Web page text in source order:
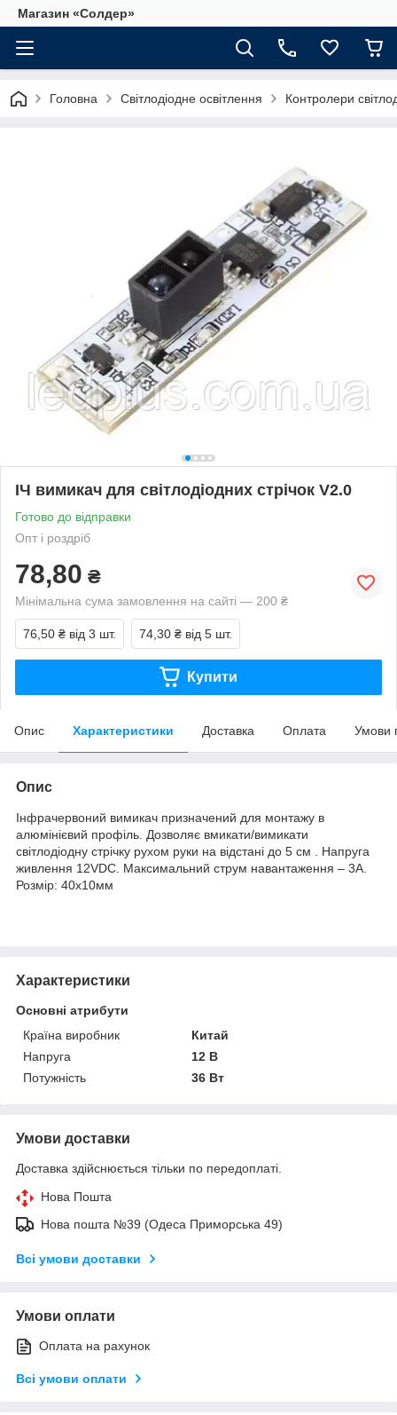
Магазин «Солдер»
Головна Світлодіодне освітлення Контролери
ІЧ вимикач для світлодіодних стрічок V2.0
Готово до відправки
Опт і роздріб
78,80 ₴
Мінімальна сума замовлення на сайті — 200 ₴
76,50 ₴ від 3 шт. 74,30 ₴ від 5 шт.
Купити
Опис Характеристики Доставка Оплата Умови
Опис
Інфрачервоний вимикач призначений для монтажу в
алюмінієвий профіль. Дозволяє вмикати/вимикати
світлодіодну стрічку рухом руки на відстані до 5 см . Напруга
живлення 12VDC. Максимальний струм навантаження – 3А.
Розмір: 40х10мм
Характеристики
Основні атрибути
Країна виробник
Китай
Напруга
12 В
Потужність
36 Вт
Умови доставки
Доставка здійснюється тільки по передоплаті.
Нова Пошта
Нова пошта №39 (Одеса Приморська 49)
Всі умови доставки
Умови оплати
Оплата на рахунок
Всі умови оплати